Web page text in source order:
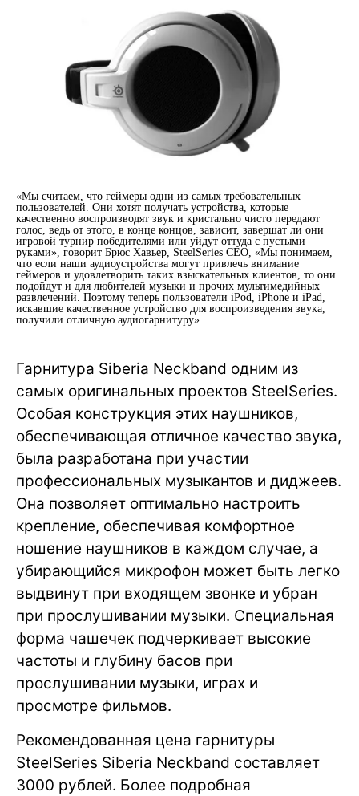
«Мы считаем, что геймеры одни из самых требовательных
пользователей. Они хотят получать устройства, которые
качественно воспроизводят звук и кристально чисто передают
голос, ведь от этого, в конце концов, зависит, завершат ли они
игровой турнир победителями или уйдут оттуда с пустыми
руками», говорит Брюс Хавьер, SteelSeries CEO, «Мы понимаем,
что если наши аудиоустройства могут привлечь внимание
геймеров и удовлетворить таких взыскательных клиентов, то они
подойдут и для любителей музыки и прочих мультимедийных
развлечений. Поэтому теперь пользователи iPod, iPhone и iPad,
искавшие качественное устройство для воспроизведения звука,
получили отличную аудиогарнитуру».
Гарнитура Siberia Neckband одним из
самых оригинальных проектов SteelSeries.
Особая конструкция этих наушников,
обеспечивающая отличное качество звука,
была разработана при участии
профессиональных музыкантов и диджеев.
Она позволяет оптимально настроить
крепление, обеспечивая комфортное
ношение наушников в каждом случае, а
убирающийся микрофон может быть легко
выдвинут при входящем звонке и убран
при прослушивании музыки. Специальная
форма чашечек подчеркивает высокие
частоты и глубину басов при
прослушивании музыки, играх и
просмотре фильмов.
Рекомендованная цена гарнитуры
SteelSeries Siberia Neckband составляет
3000 рублей. Более подробная